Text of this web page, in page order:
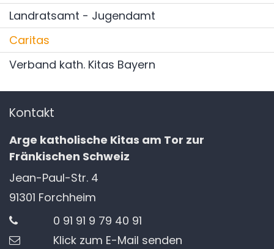
Landratsamt - Jugendamt
Caritas
Verband kath. Kitas Bayern
Kontakt
Arge katholische Kitas am Tor zur
Fränkischen Schweiz
Jean-Paul-Str. 4
91301 Forchheim
0 91 91 9 79 40 91
Klick zum E-Mail senden